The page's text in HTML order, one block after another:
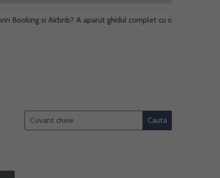
si Airbnb? A aparut ghidul complet cu obligatii fiscale si